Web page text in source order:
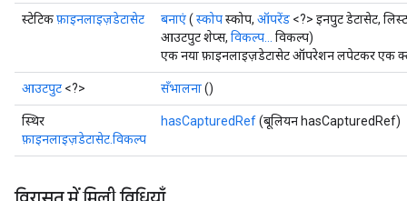
स्टेटिकफ़ाइनलाइज़डेटासेट बनाएं( स्कोपस्कोप, ऑपरेंड <?> इनपुट डेटासेट,
आउटपुट शेप्स, विकल्प...
विकल्प)
एक नया फ़ाइनलाइज़डेटासेट ऑपरेशन लपेटकर एक
आउटपुट <?> सँभालना()
स्थिर
फ़ाइनलाइज़डेटासेट.विकल्प
hasCapturedRef(बूलियन hasCapturedRef)